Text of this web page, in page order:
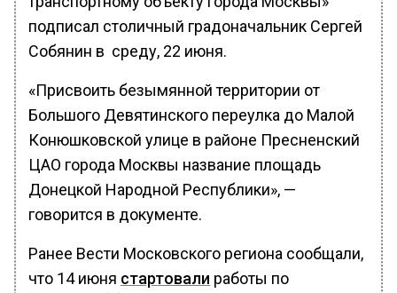
подписал столичный градоначальник Сергей
Собянин в среду, 22 июня.
«Присвоить безымянной территории от
Большого Девятинского переулка до Малой
Конюшковской улице в районе Пресненский
ЦАО города Москвы название площадь
Донецкой Народной Республики», —
говорится в документе.
Ранее Вести Московского региона сообщали,
что 14 июня стартовали работы по